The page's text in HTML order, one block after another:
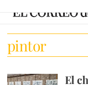
pintor
El